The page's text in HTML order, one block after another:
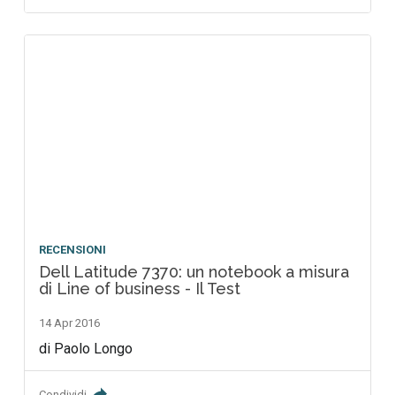
RECENSIONI
Dell Latitude 7370: un notebook a misura
di Line of business - Il Test
14 Apr 2016
di Paolo Longo